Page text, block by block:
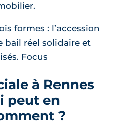
formes : l’accession
bail réel solidaire et
Focus
à Rennes
peut en
?